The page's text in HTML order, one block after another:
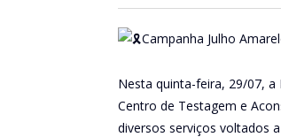
Campanha Julho
Nesta quinta-feira, 29/07, a
Centro de Testagem e
diversos serviços voltados